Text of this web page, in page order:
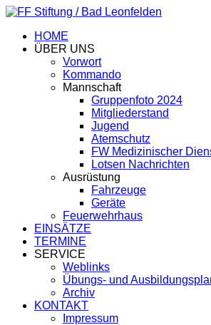
HOME
ÜBER UNS
Vorwort
Kommando
Mannschaft
Gruppenfoto 2024
Mitgliederstand
Jugend
Atemschutz
FW Medizinischer
Lotsen Nachrichten
Ausrüstung
Fahrzeuge
Geräte
Feuerwehrhaus
EINSÄTZE
TERMINE
SERVICE
Weblinks
Übungs- und
Archiv
KONTAKT
Impressum